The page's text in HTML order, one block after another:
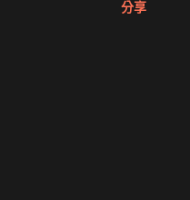
分享